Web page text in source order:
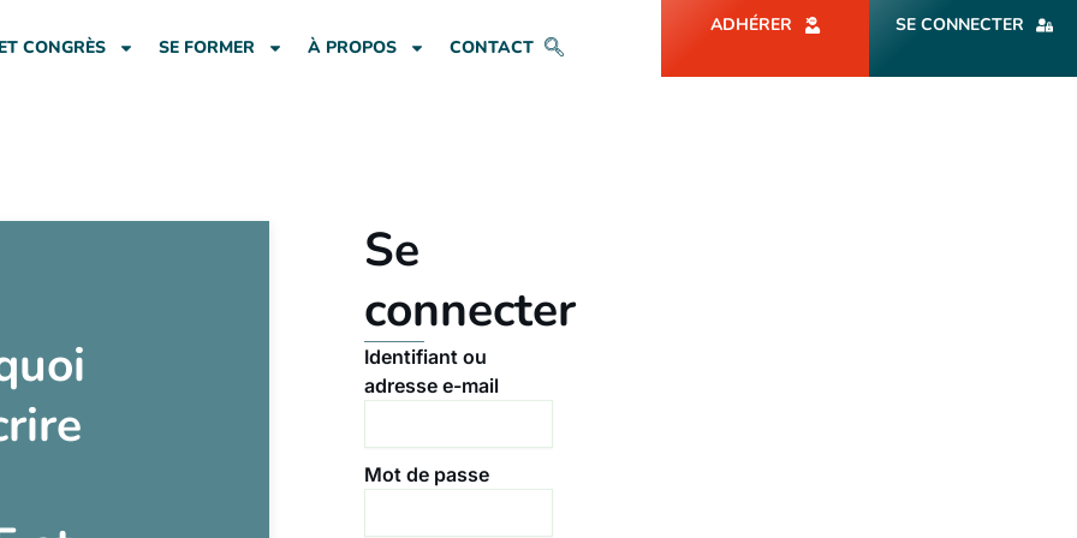
CONGRÈS SE FORMER À PROPOS CONTACT
ADHÉRER SE CONNECTER
Se
connecter
Identifiant ou
adresse e-mail
Mot de passe